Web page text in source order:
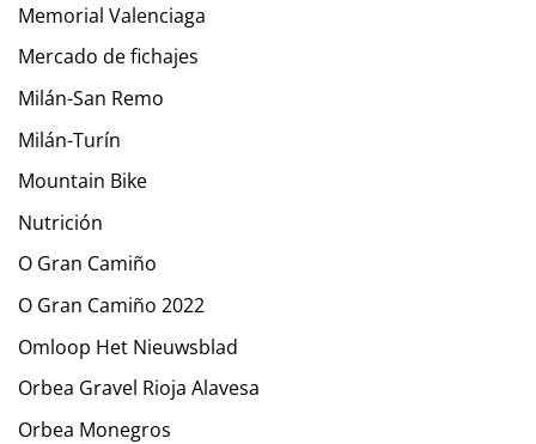
Memorial Valenciaga
Mercado de fichajes
Milán-San Remo
Milán-Turín
Mountain Bike
Nutrición
O Gran Camiño
O Gran Camiño 2022
Omloop Het Nieuwsblad
Orbea Gravel Rioja Alavesa
Orbea Monegros